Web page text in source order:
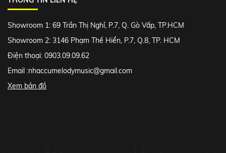
Showroom 1: 69 Trần Thị Nghỉ, P.7, Q. Gò Vấp, TP.HCM
Showroom 2: 3146 Phạm Thế Hiển, P.7, Q.8, TP. HCM
Điện thoại: 0903.09.09.62
Email :nhaccumelodymusic@gmail.com
Xem bản đồ